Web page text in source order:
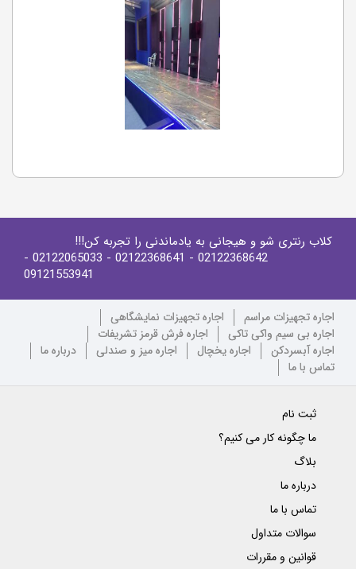
کلاب رنتری شو و هیجانی به یادماندنی را تجربه کن!!!
02122368642
- 02122368641
- 02122065033
-
09121553941
اجاره تجهیزات مراسم
اجاره تجهیزات نمایشگاهی
اجاره بی سیم واکی تاکی
اجاره فرش قرمز تشریفات
اجاره آبسردکن
اجاره یخچال اجاره میز و صندلی
درباره ما
تماس با ما
ثبت نام
ما چگونه کار می کنیم؟
بلاگ
درباره ما
تماس با ما
سوالات متداول
قوانین و مقررات